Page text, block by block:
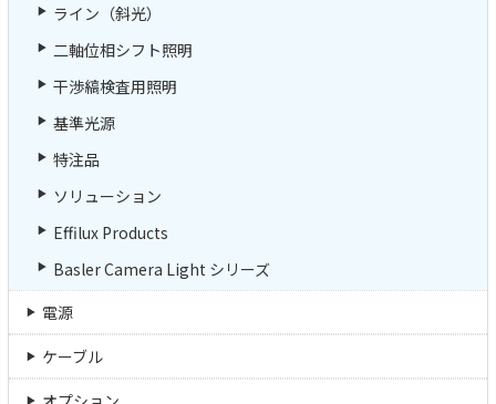
ライン（斜光）
二軸位相シフト照明
干渉縞検査用照明
基準光源
特注品
ソリューション
Effilux Products
Basler Camera Light シリーズ
電源
ケーブル